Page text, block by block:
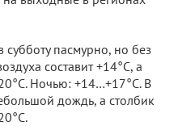
субботу пасмурно, но без
составит +14°С, а
Ночью: +14…+17°С. В
дождь, а столбик